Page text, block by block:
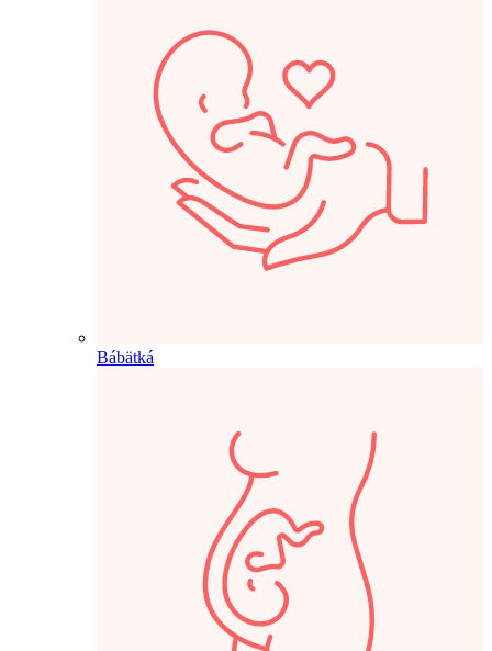
Bábätká